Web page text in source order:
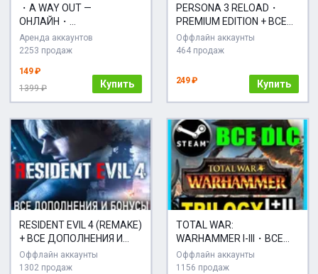
・A WAY OUT —
ОНЛАЙН・
КООПЕРАТИВ・STEAM・
НА РУССКОМ・PC
Аренда аккаунтов
2253 продаж
149 ₽
1399 ₽
Купить
PERSONA 3 RELOAD・
PREMIUM EDITION + ВСЕ
ДОПОЛНЕНИЯ・STEAM・
PC・
Оффлайн аккаунты
464 продаж
249 ₽ Купить
RESIDENT EVIL 4 (REMAKE)
+ ВСЕ ДОПОЛНЕНИЯ И
БОНУСЫ・ПОЛНОЕ
ИЗДАНИЕ・STEAM・PC
Оффлайн аккаунты
1302 продаж
TOTAL WAR:
WARHAMMER I-III・ВСЕ
ЧАСТИ・DLC・STEAM・
Оффлайн аккаунты
1156 продаж